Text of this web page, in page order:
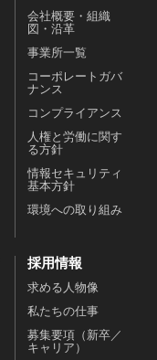
会社概要・組織
図・沿革
事業所一覧
コーポレートガバ
ナンス
コンプライアンス
人権と労働に関す
る方針
情報セキュリティ
基本方針
環境への取り組み
採用情報
求める人物像
私たちの仕事
募集要項（新卒／
キャリア）